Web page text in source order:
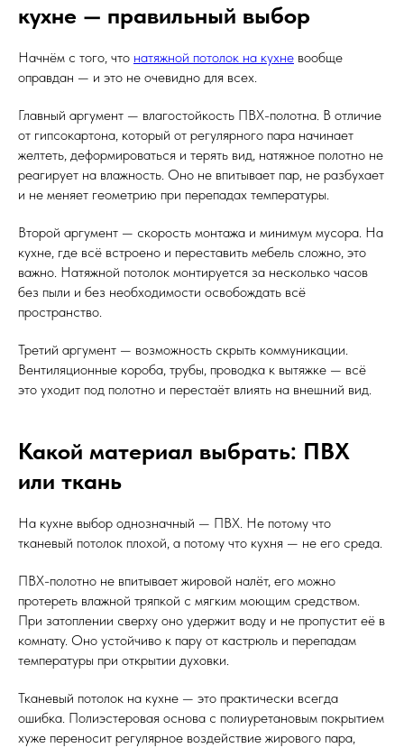
кухне — правильный выбор
Начнём с того, что натяжной потолок на кухне вообще
оправдан — и это не очевидно для всех.
Главный аргумент — влагостойкость ПВХ-полотна. В отличие
от гипсокартона, который от регулярного пара начинает
желтеть, деформироваться и терять вид, натяжное полотно не
реагирует на влажность. Оно не впитывает пар, не разбухает
и не меняет геометрию при перепадах температуры.
Второй аргумент — скорость монтажа и минимум мусора. На
кухне, где всё встроено и переставить мебель сложно, это
важно. Натяжной потолок монтируется за несколько часов
без пыли и без необходимости освобождать всё
пространство.
Третий аргумент — возможность скрыть коммуникации.
Вентиляционные короба, трубы, проводка к вытяжке — всё
это уходит под полотно и перестаёт влиять на внешний вид.
Какой материал выбрать: ПВХ
или ткань
На кухне выбор однозначный — ПВХ. Не потому что
тканевый потолок плохой, а потому что кухня — не его среда.
ПВХ-полотно не впитывает жировой налёт, его можно
протереть влажной тряпкой с мягким моющим средством.
При затоплении сверху оно удержит воду и не пропустит её в
комнату. Оно устойчиво к пару от кастрюль и перепадам
температуры при открытии духовки.
Тканевый потолок на кухне — это практически всегда
ошибка. Полиэстеровая основа с полиуретановым покрытием
хуже переносит регулярное воздействие жирового пара,